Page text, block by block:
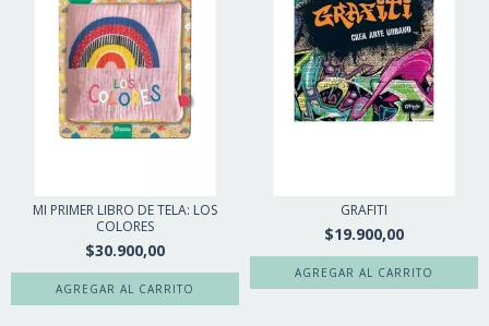
MI PRIMER LIBRO DE TELA: LOS
COLORES
$30.900,00
GRAFITI
$19.900,00